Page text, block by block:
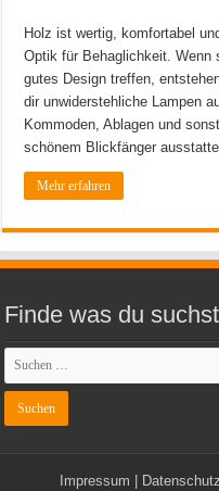
Holz ist wertig, komfortabel
Optik für Behaglichkeit. Wenn
gutes Design treffen,
dir unwiderstehliche Lampen
Kommoden, Ablagen und
schönem Blickfänger
Mehr erfahren
Finde was du
Impressum